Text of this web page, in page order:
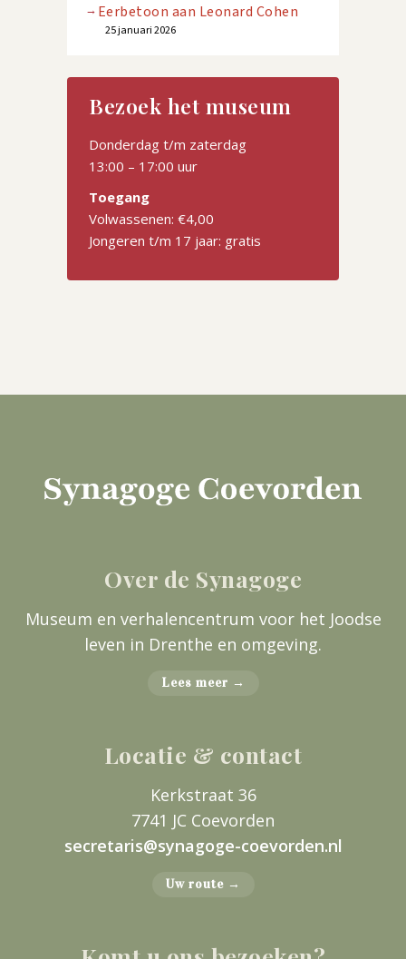
Eerbetoon aan Leonard Cohen
25 januari 2026
Bezoek het museum
Donderdag t/m zaterdag
13:00 – 17:00 uur
Toegang
Volwassenen: €4,00
Jongeren t/m 17 jaar: gratis
Over de Synagoge
Museum en verhalencentrum voor het Joodse
leven in Drenthe en omgeving.
Lees meer →
Locatie & contact
Kerkstraat 36
7741 JC Coevorden
secretaris@synagoge-coevorden.nl
Uw route →